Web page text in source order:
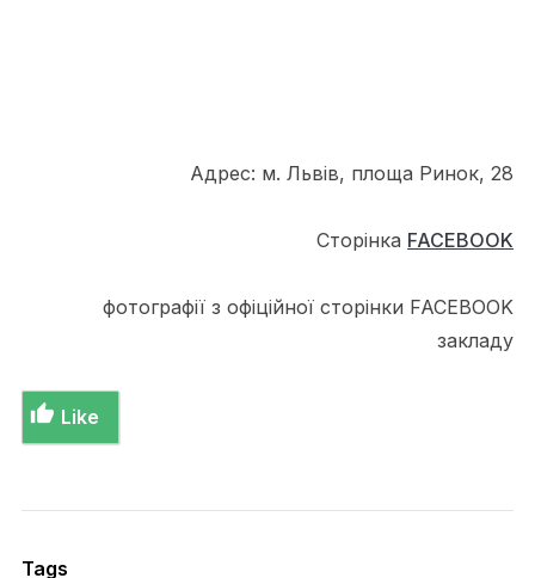
Адрес: м. Львів, площа Ринок, 28
Сторінка FACEBOOK
фотографії з офіційної сторінки FACEBOOK
закладу
Like
Tags